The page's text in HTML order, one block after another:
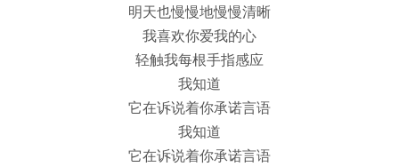
明天也慢慢地慢慢清晰
我喜欢你爱我的心
轻触我每根手指感应
我知道
它在诉说着你承诺言语
我知道
它在诉说着你承诺言语